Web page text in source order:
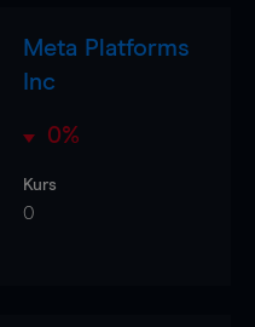
Meta Platforms
Inc
0%
Kurs
0